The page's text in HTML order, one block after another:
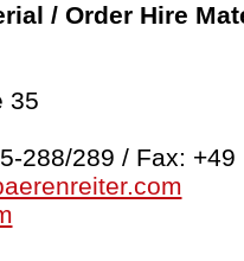
/ Order Hire
35
288/289 / Fax: